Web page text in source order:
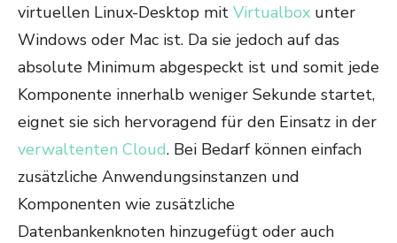
virtuellen Linux-Desktop mit Virtualbox unter
Windows oder Mac ist. Da sie jedoch auf das
absolute Minimum abgespeckt ist und somit jede
Komponente innerhalb weniger Sekunde startet,
eignet sie sich hervoragend für den Einsatz in der
verwaltenten Cloud. Bei Bedarf können einfach
zusätzliche Anwendungsinstanzen und
Komponenten wie zusätzliche
Datenbankenknoten hinzugefügt oder auch